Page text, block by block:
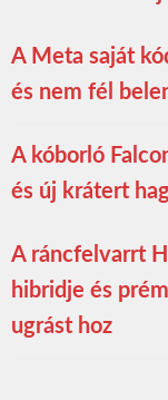
A Meta saját
és nem fél
A kóborló
és új krátert
A ráncfelvarrt
hibridje és
ugrást hoz